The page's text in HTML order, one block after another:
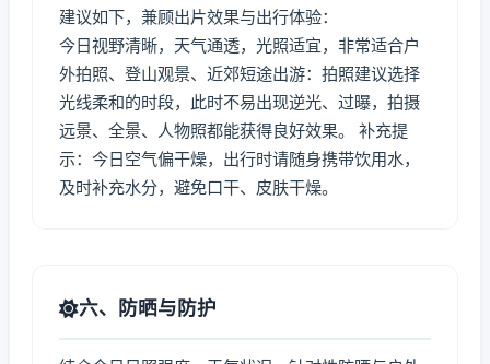
建议如下，兼顾出片效果与出行体验：
今日视野清晰，天气通透，光照适宜，非常适合户
外拍照、登山观景、近郊短途出游：拍照建议选择
光线柔和的时段，此时不易出现逆光、过曝，拍摄
远景、全景、人物照都能获得良好效果。 补充提
示：今日空气偏干燥，出行时请随身携带饮用水，
及时补充水分，避免口干、皮肤干燥。
六、防晒与防护